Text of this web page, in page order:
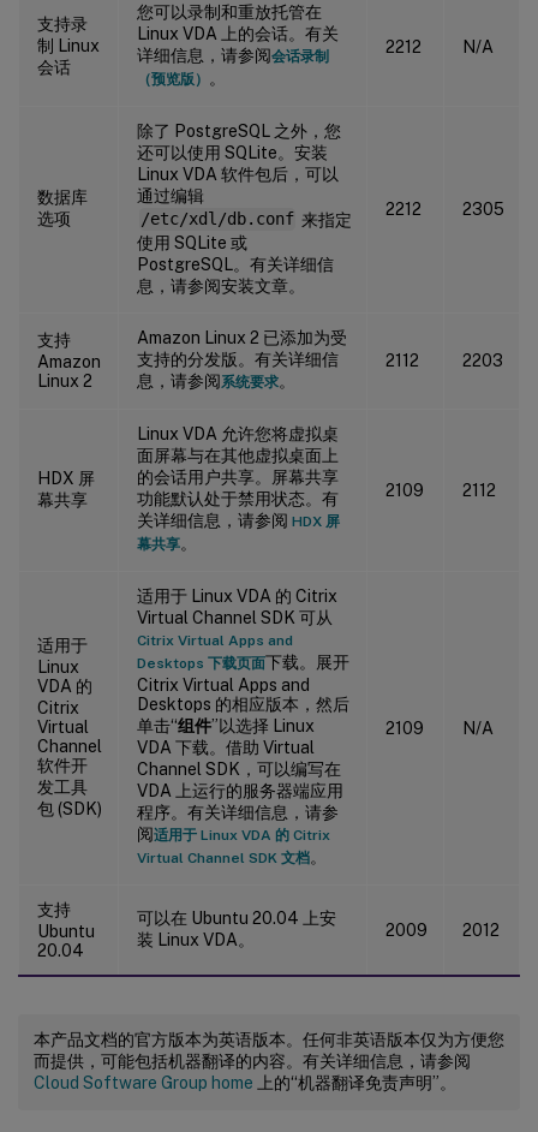
支持录
制 Linux
会话
您可以录制和重放托管在
Linux VDA 上的会话。有关
详细信息，请参阅会话录制
（预览版）
。
2212 N/A
数据库
选项
除了 PostgreSQL 之外，您
还可以使用 SQLite。安装
Linux VDA 软件包后，可以
通过编辑
/etc/xdl/db.conf 来指定
使用 SQLite 或
PostgreSQL。有关详细信
息，请参阅安装文章。
2212 2305
支持
Amazon
Linux 2
Amazon Linux 2 已添加为受
支持的分发版。有关详细信
息，请参阅系统要求。
2112 2203
HDX 屏
幕共享
Linux VDA 允许您将虚拟桌
面屏幕与在其他虚拟桌面上
的会话用户共享。屏幕共享
功能默认处于禁用状态。有
关详细信息，请参阅 HDX 屏
幕共享。
2109 2112
适用于
Linux
VDA 的
Citrix
Virtual
Channel
软件开
发工具
包 (SDK)
适用于 Linux VDA 的 Citrix
Virtual Channel SDK 可从
Citrix Virtual Apps and
Desktops 下载页面下载。展开
Citrix Virtual Apps and
Desktops 的相应版本，然后
单击“组件”以选择 Linux
VDA 下载。借助 Virtual
Channel SDK，可以编写在
VDA 上运行的服务器端应用
程序。有关详细信息，请参
阅适用于 Linux VDA 的 Citrix
Virtual Channel SDK 文档。
2109 N/A
支持
Ubuntu
20.04
可以在 Ubuntu 20.04 上安
装 Linux VDA。
2009 2012
本产品文档的官方版本为英语版本。任何非英语版本仅为方便您
而提供，可能包括机器翻译的内容。有关详细信息，请参阅
Cloud Software Group home 上的“机器翻译免责声明”。